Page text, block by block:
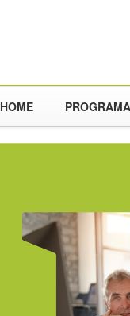
HOME PROGRAMA